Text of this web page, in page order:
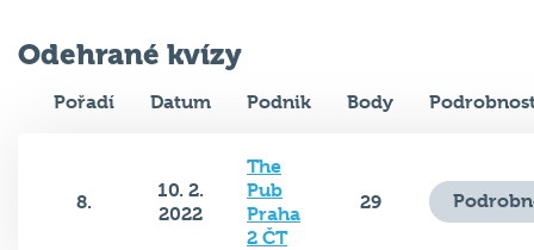
Odehrané kvízy
Pořadí Datum Podnik Body
8.
10. 2.
2022
The
Pub
Praha
2 ČT
29